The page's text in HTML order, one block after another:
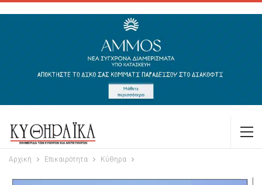
Αρχική Επικαιρότητα Κύθηρα